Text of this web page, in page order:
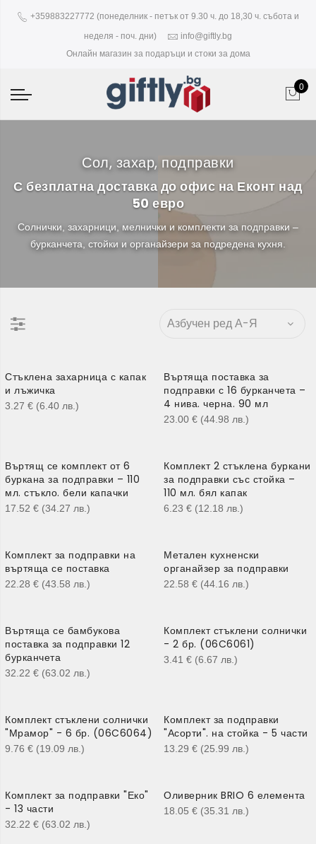
+359883227772 (понеделник - петък от 9.30 ч. до 18,30 ч. събота и
неделя - поч. дни)
info@giftly.bg
Онлайн магазин за подаръци и стоки за дома
0
Сол, захар, подправки
С безплатна доставка до офис на Еконт над
50 евро
Солнички, захарници, мелнички и комплекти за подправки –
бурканчета, стойки и органайзери за подредена кухня.
Стъклена захарница с капак
и лъжичка
3.27 € (6.40 лв. )
Въртяща поставка за
подправки с 16 бурканчета –
4 нива. черна. 90 мл
23.00 € (44.98 лв. )
Въртящ се комплект от 6
буркана за подправки – 110
мл. стъкло. бели капачки
17.52 € (34.27 лв. )
Комплект 2 стъклена буркани
за подправки със стойка –
110 мл. бял капак
6.23 € (12.18 лв. )
Комплект за подправки на
въртяща се поставка
22.28 € (43.58 лв. )
Метален кухненски
органайзер за подправки
22.58 € (44.16 лв. )
Въртяща се бамбукова
поставка за подправки 12
бурканчета
32.22 € (63.02 лв. )
Комплект стъклени солнички
- 2 бр. (06C6061)
3.41 € (6.67 лв. )
Комплект стъклени солнички
"Мрамор" - 6 бр. (06C6064)
9.76 € (19.09 лв. )
Комплект за подправки
"Асорти". на стойка - 5 части
13.29 € (25.99 лв. )
Комплект за подправки "Еко"
- 13 части
32.22 € (63.02 лв. )
Оливерник BRIO 6 елемента
18.05 € (35.31 лв. )